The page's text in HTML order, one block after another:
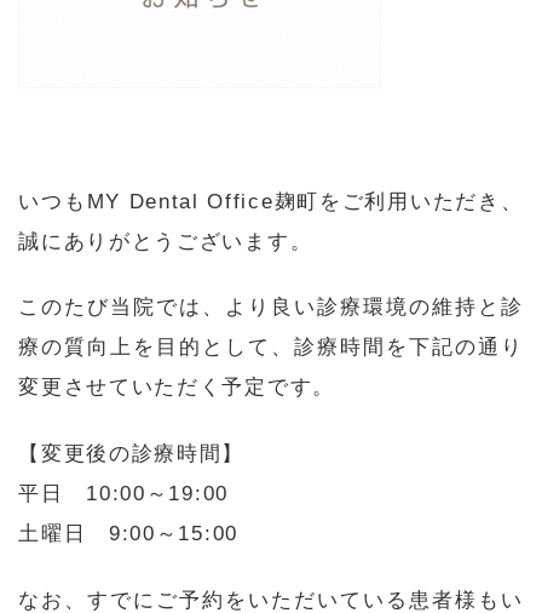
いつもMY Dental Office麹町をご利用いただき、
誠にありがとうございます。
このたび当院では、より良い診療環境の維持と診
療の質向上を目的として、診療時間を下記の通り
変更させていただく予定です。
【変更後の診療時間】
平日 10:00～19:00
土曜日 9:00～15:00
なお、すでにご予約をいただいている患者様もい